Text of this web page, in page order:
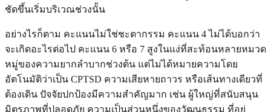
ชัดขึ้นเริ่มบริเวณช่วงนั้น
อย่างไรก็ตาม คะแนนไม่ใช่ชะตากรรม คะแนน 4 ไม่ได้บอกว่า
จะเกิดอะไรต่อไป คะแนน 6 หรือ 7 สูงในแง่ที่สะท้อนหลายหมวด
หมู่ของความยากลำบากช่วงต้น แต่ไม่ได้หมายความโดย
อัตโนมัติว่าเป็น CPTSD ความเสียหายถาวร หรือเส้นทางเดียวที่
ต้องเดิน ปัจจัยปกป้องมีความสำคัญมาก เช่น ผู้ใหญ่ที่สนับสนุน
มิตรภาพที่ปลอดภัย ความเป็นส่วนหนึ่งของวัฒนธรรม ที่อยู่